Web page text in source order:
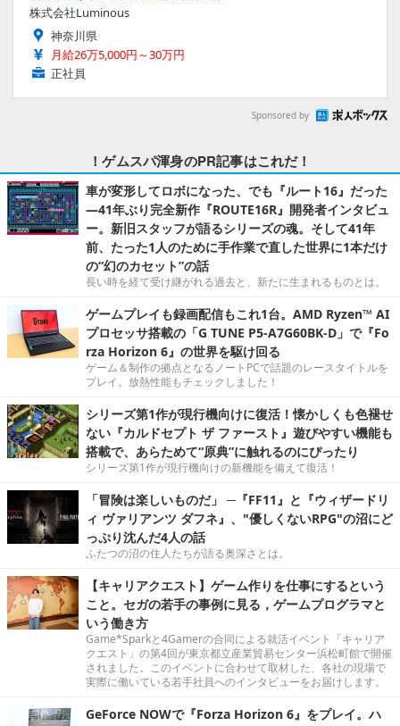
株式会社Luminous
神奈川県
月給26万5,000円～30万円
正社員
Sponsored by
！ゲムスパ渾身のPR記事はこれだ！
車が変形してロボになった、でも『ルート16』だった
―41年ぶり完全新作『ROUTE16R』開発者インタビュ
ー。新旧スタッフが語るシリーズの魂。そして41年
前、たった1人のために手作業で直した世界に1本だけ
の“幻のカセット”の話
長い時を経て受け継がれる過去と、新たに生まれるものとは。
ゲームプレイも録画配信もこれ1台。AMD Ryzen™ AI
プロセッサ搭載の「G TUNE P5-A7G60BK-D」で『Fo
rza Horizon 6』の世界を駆け回る
ゲーム＆制作の拠点となるノートPCで話題のレースタイトルを
プレイ。放熱性能もチェックしました！
シリーズ第1作が現行機向けに復活！懐かしくも色褪せ
ない『カルドセプト ザ ファースト』遊びやすい機能も
搭載で、あらためて“原典”に触れるのにぴったり
シリーズ第1作が現行機向けの新機能を備えて復活！
「冒険は楽しいものだ」 ─『FF11』と『ウィザードリ
ィ ヴァリアンツ ダフネ』、"優しくないRPG"の沼にど
っぷり沈んだ4人の話
ふたつの沼の住人たちが語る奥深さとは。
【キャリアクエスト】ゲーム作りを仕事にするという
こと。セガの若手の事例に見る，ゲームプログラマと
いう働き方
Game*Sparkと4Gamerの合同による就活イベント「キャリア
クエスト」の第4回が東京都立産業貿易センター浜松町館で開催
されました。このイベントに合わせて取材した、各社の現場で
実際に働いている若手社員へのインタビューをお届けします。
GeForce NOWで『Forza Horizon 6』をプレイ。ハ